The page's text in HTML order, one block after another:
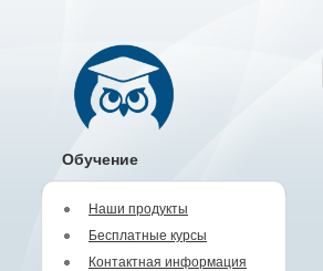
Обучение
Наши продукты
Бесплатные курсы
Контактная информация